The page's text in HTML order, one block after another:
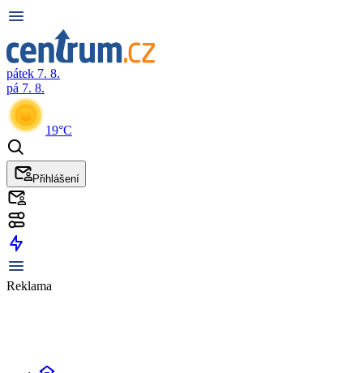
pátek 7. 8.
pá 7. 8.
19°C
Přihlášení
Reklama